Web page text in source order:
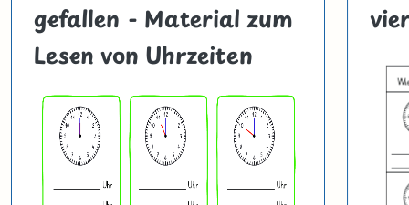
gefallen - Material zum
Lesen von Uhrzeiten